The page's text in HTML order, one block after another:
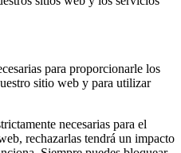
para proporcionarle los
sitio web y para utilizar
necesarias para el
rechazarlas tendrá un impacto